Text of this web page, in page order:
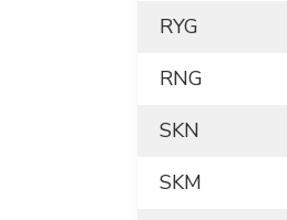
RYG
RNG
SKN
SKM